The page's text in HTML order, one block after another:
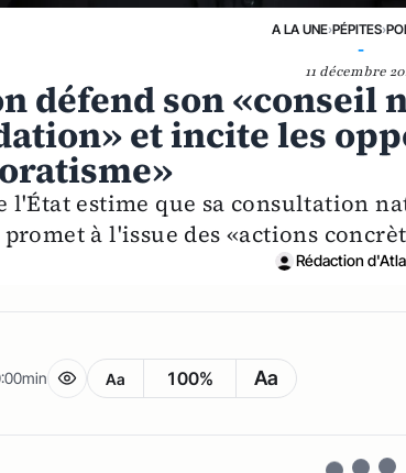
A LA UNE›PÉPITES›
-
11 décembre
défend son «conseil
et incite les
l'État estime que sa consultation
à l'issue des «actions
Rédaction
Aa 100% Aa